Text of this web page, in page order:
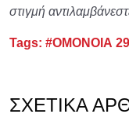
στιγμή
Tags: #ΟΜΟΝΟΙΑ
ΣΧΕΤΙΚΆ